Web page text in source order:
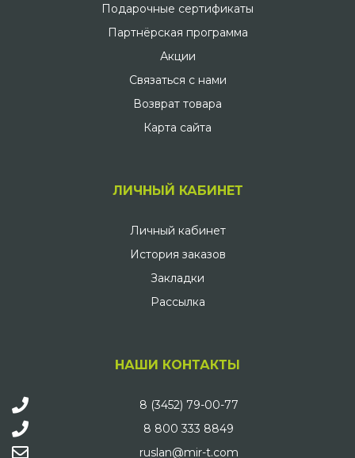
Подарочные сертификаты
Партнёрская программа
Акции
Связаться с нами
Возврат товара
Карта сайта
ЛИЧНЫЙ КАБИНЕТ
Личный кабинет
История заказов
Закладки
Рассылка
НАШИ КОНТАКТЫ
8 (3452) 79-00-77
8 800 333 8849
ruslan@mir-t.com